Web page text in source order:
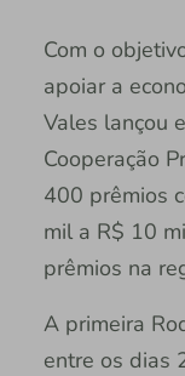
Com o
apoiar a
Vales lançou
Cooperação
400 prêmios
mil a R$ 10
prêmios na
A primeira
entre os dias